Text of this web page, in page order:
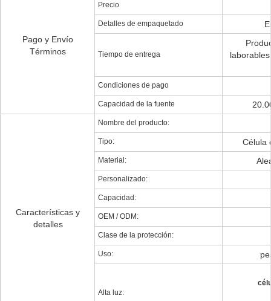
Pago y Envío
Términos
Precio
Detalles de empaquetado
Tiempo de entrega
Condiciones de pago
Capacidad de la fuente
Características y
detalles
Nombre del producto:
Tipo: Célula
Material:
Personalizado:
Capacidad:
OEM / ODM:
Clase de la protección:
Uso:
Alta luz: